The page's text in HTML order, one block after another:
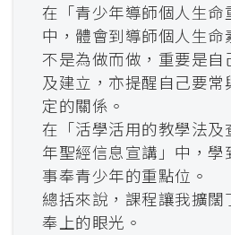
在「青少年導師個人生命
中，體會到導師個人生命
不是為做而做，重要是自
及建立，亦提醒自己要常
定的關係。
在「活學活用的教學法及
年聖經信息宣講」中，學
事奉青少年的重點位。
總括來說，課程讓我擴闊
奉上的眼光。